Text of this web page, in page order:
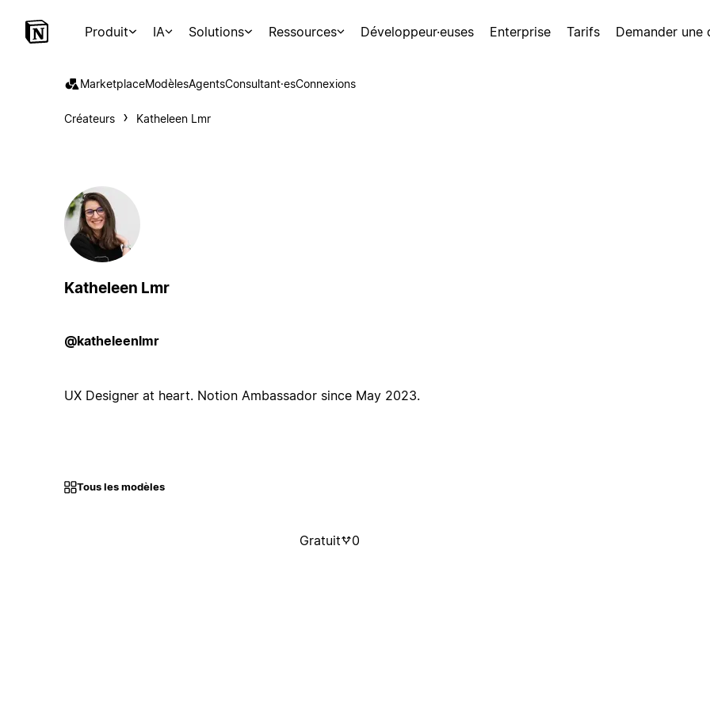
Produit IA Solutions Ressources Développeur·euses Enterprise Tarifs Demander une
MarketplaceModèlesAgentsConsultant·esConnexions
Créateurs Katheleen Lmr
Katheleen Lmr
@katheleenlmr
UX Designer at heart. Notion Ambassador since May 2023.
Tous les modèles
Gratuit 0